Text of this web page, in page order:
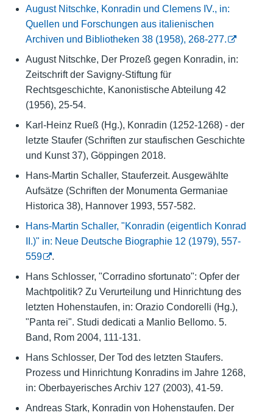
August Nitschke, Konradin und Clemens IV., in:
Quellen und Forschungen aus italienischen
Archiven und Bibliotheken 38 (1958), 268-277.
August Nitschke, Der Prozeß gegen Konradin, in:
Zeitschrift der Savigny-Stiftung für
Rechtsgeschichte, Kanonistische Abteilung 42
(1956), 25-54.
Karl-Heinz Rueß (Hg.), Konradin (1252-1268) - der
letzte Staufer (Schriften zur staufischen Geschichte
und Kunst 37), Göppingen 2018.
Hans-Martin Schaller, Stauferzeit. Ausgewählte
Aufsätze (Schriften der Monumenta Germaniae
Historica 38), Hannover 1993, 557-582.
Hans-Martin Schaller, "Konradin (eigentlich Konrad
II.)" in: Neue Deutsche Biographie 12 (1979), 557-
559
.
Hans Schlosser, "Corradino sfortunato": Opfer der
Machtpolitik? Zu Verurteilung und Hinrichtung des
letzten Hohenstaufen, in: Orazio Condorelli (Hg.),
"Panta rei". Studi dedicati a Manlio Bellomo. 5.
Band, Rom 2004, 111-131.
Hans Schlosser, Der Tod des letzten Staufers.
Prozess und Hinrichtung Konradins im Jahre 1268,
in: Oberbayerisches Archiv 127 (2003), 41-59.
Andreas Stark, Konradin von Hohenstaufen. Der